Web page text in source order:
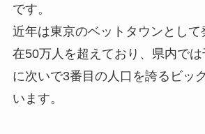
です。
近年は東京のベットタウンとして
在50万人を超えており、県内で
に次いで3番目の人口を誇るビッ
います。